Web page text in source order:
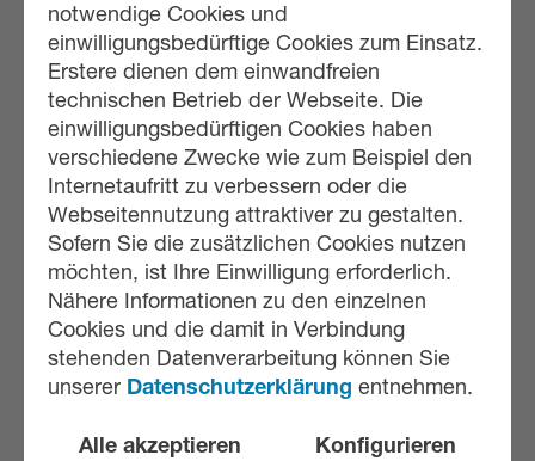
notwendige Cookies und
einwilligungsbedürftige Cookies zum Einsatz.
Erstere dienen dem einwandfreien
technischen Betrieb der Webseite. Die
einwilligungsbedürftigen Cookies haben
verschiedene Zwecke wie zum Beispiel den
Internetaufritt zu verbessern oder die
Webseitennutzung attraktiver zu gestalten.
Sofern Sie die zusätzlichen Cookies nutzen
möchten, ist Ihre Einwilligung erforderlich.
Nähere Informationen zu den einzelnen
Cookies und die damit in Verbindung
stehenden Datenverarbeitung können Sie
unserer Datenschutzerklärung entnehmen.
Alle akzeptieren Konfigurieren
Käse im Vakuum-Beutel